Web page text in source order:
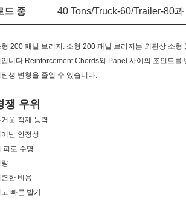
드 중 40 Tons/Truck-60/Trailer-80
형 200 패널 브리지: 소형 200 패널 브리지는 외관상 소
입니다.Reinforcement Chords와 Panel 사이의 조인트를
탄성 변형을 줄일 수 있습니다.
쟁 우위
거운 적재 능력
난 안정성
피로 수명
량
렴한 비용
빠른 발기